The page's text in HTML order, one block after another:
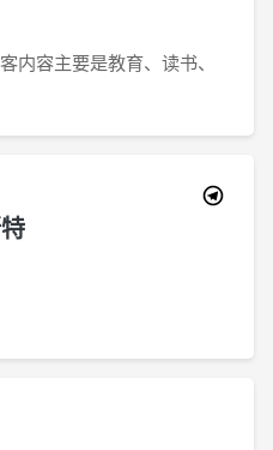
内容主要是教育、读书、